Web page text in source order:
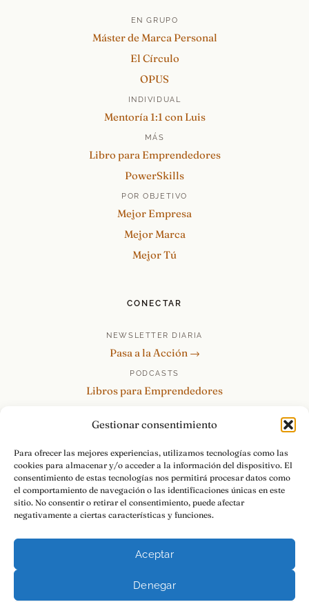
Gestionar consentimiento
Para ofrecer las mejores experiencias, utilizamos tecnologías como las
cookies para almacenar y/o acceder a la información del dispositivo. El
consentimiento de estas tecnologías nos permitirá procesar datos como
el comportamiento de navegación o las identificaciones únicas en este
sitio. No consentir o retirar el consentimiento, puede afectar
negativamente a ciertas características y funciones.
Aceptar
Denegar
EN GRUPO
Máster de Marca Personal
El Círculo
OPUS
INDIVIDUAL
Mentoría 1:1 con Luis
MÁS
Libro para Emprendedores
PowerSkills
POR OBJETIVO
Mejor Empresa
Mejor Marca
Mejor Tú
CONECTAR
NEWSLETTER DIARIA
Pasa a la Acción →
PODCASTS
Libros para Emprendedores
re:Invéntate / PowerSkills
MENTOR360
HABLAMOS
Contacto y consultas →
Aviso LegalPrivacidad